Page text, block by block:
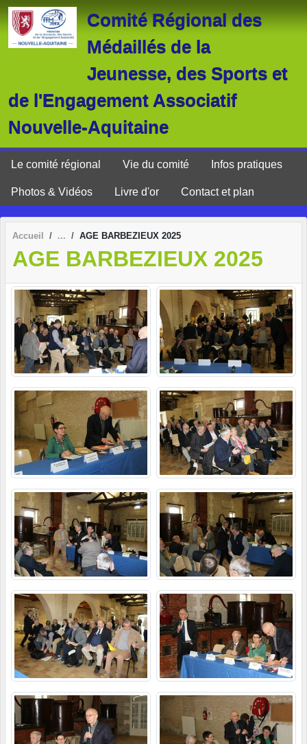
Comité Régional des
Médaillés de la
Jeunesse, des Sports et
de l'Engagement Associatif
Nouvelle-Aquitaine
Le comité régional Vie du comité Infos pratiques
Photos & Vidéos Livre d'or Contact et plan
Accueil AGE BARBEZIEUX 2025
AGE BARBEZIEUX 2025
Panneau de gestion des cookies